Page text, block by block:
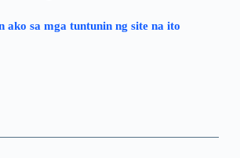
ako sa mga tuntunin ng site na ito